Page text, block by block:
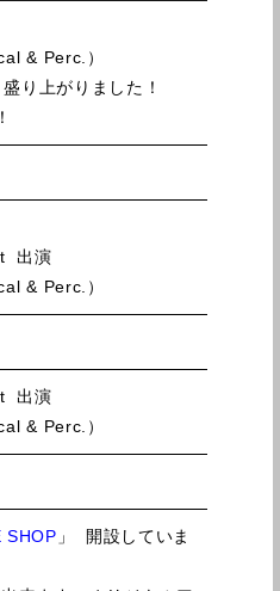
& Perc.）
り上がりました！
出演
& Perc.）
出演
& Perc.）
SHOP 」 開設していま